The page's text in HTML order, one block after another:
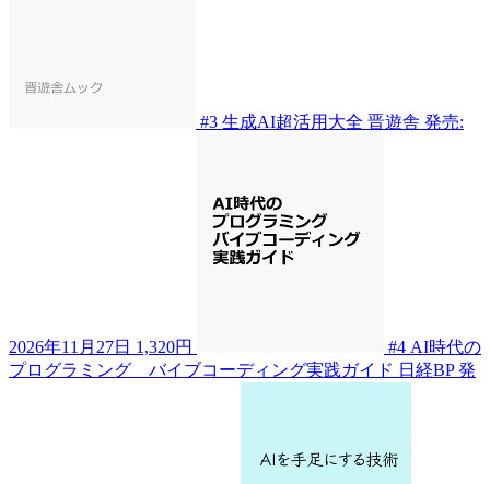
#3 生成AI超活用大全 晋遊舎 発売:
2026年11月27日 1,320円 #4 AI時代の
プログラミング バイブコーディング実践ガイド 日経BP 発